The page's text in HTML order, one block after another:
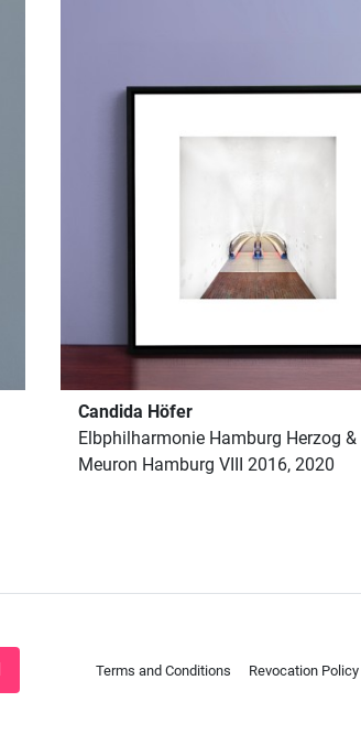
Candida Höfer
Elbphilharmonie Hamburg Herzog &
Meuron Hamburg VIII 2016, 2020
Terms and Conditions Revocation Policy